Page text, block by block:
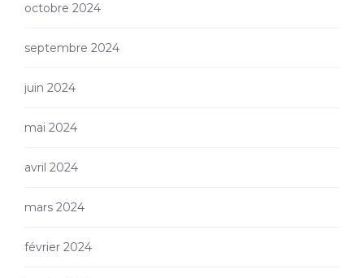
octobre 2024
septembre 2024
juin 2024
mai 2024
avril 2024
mars 2024
février 2024